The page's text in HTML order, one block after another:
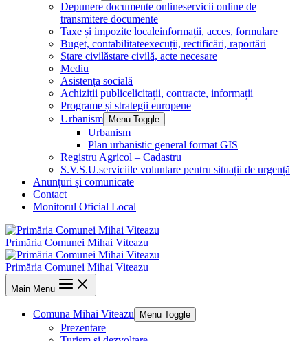
Depunere documente onlineservicii online de
transmitere documente
Taxe și impozite localeinformații, acces, formulare
Buget, contabilitateexecuții, rectificări, raportări
Stare civilăstare civilă, acte necesare
Mediu
Asistența socială
Achiziții publicelicitații, contracte, informații
Programe și strategii europene
Urbanism
Menu Toggle
Urbanism
Plan urbanistic general format GIS
Registru Agricol – Cadastru
S.V.S.U.serviciile voluntare pentru situații de urgență
Anunțuri și comunicate
Contact
Monitorul Oficial Local
Primăria Comunei Mihai Viteazu
Primăria Comunei Mihai Viteazu
Main Menu
Comuna Mihai Viteazu Menu Toggle
Prezentare